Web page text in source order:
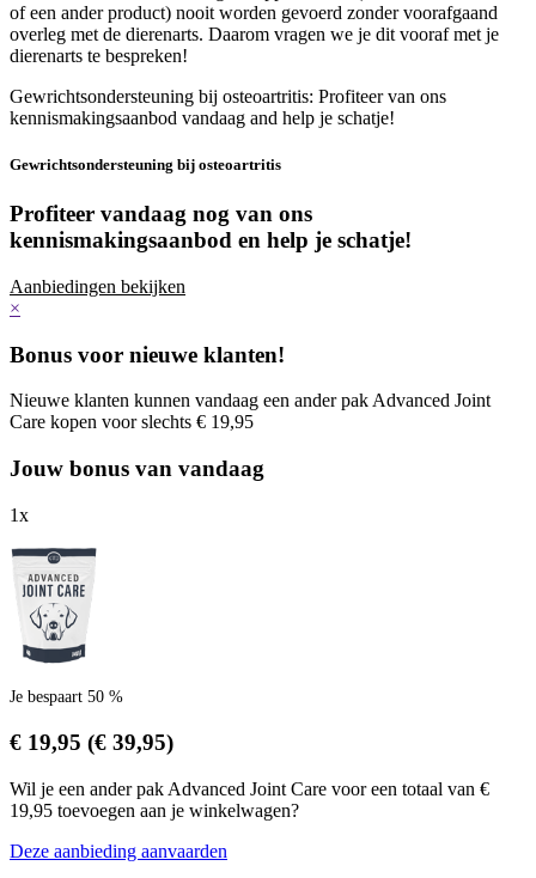
of een ander product) nooit worden gevoerd zonder voorafgaand
overleg met de dierenarts. Daarom vragen we je dit vooraf met je
dierenarts te bespreken!
Gewrichtsondersteuning bij osteoartritis: Profiteer van ons
kennismakingsaanbod vandaag and help je schatje!
Gewrichtsondersteuning bij osteoartritis
Profiteer vandaag nog van ons
kennismakingsaanbod en help je schatje!
Aanbiedingen bekijken
×
Bonus voor nieuwe klanten!
Nieuwe klanten kunnen vandaag een ander pak Advanced Joint
Care kopen voor slechts € 19,95
Jouw bonus van vandaag
1x
Je bespaart 50 %
€ 19,95 (€ 39,95)
Wil je een ander pak Advanced Joint Care voor een totaal van €
19,95 toevoegen aan je winkelwagen?
Deze aanbieding aanvaarden